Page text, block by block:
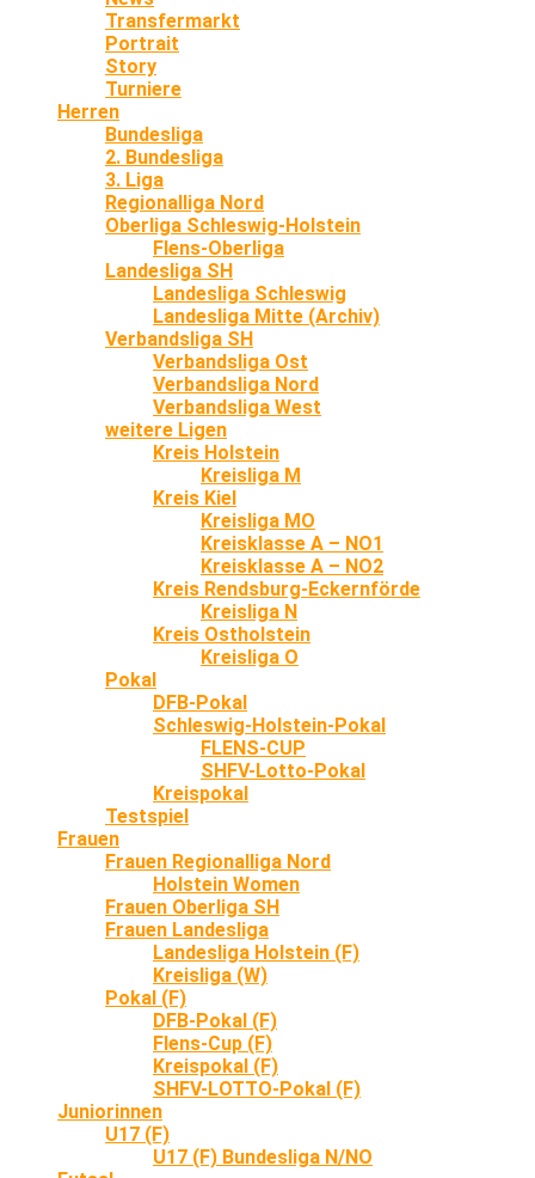
Transfermarkt
Portrait
Story
Turniere
Herren
Bundesliga
2. Bundesliga
3. Liga
Regionalliga Nord
Oberliga Schleswig-Holstein
Flens-Oberliga
Landesliga SH
Landesliga Schleswig
Landesliga Mitte (Archiv)
Verbandsliga SH
Verbandsliga Ost
Verbandsliga Nord
Verbandsliga West
weitere Ligen
Kreis Holstein
Kreisliga M
Kreis Kiel
Kreisliga MO
Kreisklasse A – NO1
Kreisklasse A – NO2
Kreis Rendsburg-Eckernförde
Kreisliga N
Kreis Ostholstein
Kreisliga O
Pokal
DFB-Pokal
Schleswig-Holstein-Pokal
FLENS-CUP
SHFV-Lotto-Pokal
Kreispokal
Testspiel
Frauen
Frauen Regionalliga Nord
Holstein Women
Frauen Oberliga SH
Frauen Landesliga
Landesliga Holstein (F)
Kreisliga (W)
Pokal (F)
DFB-Pokal (F)
Flens-Cup (F)
Kreispokal (F)
SHFV-LOTTO-Pokal (F)
Juniorinnen
U17 (F)
U17 (F) Bundesliga N/NO